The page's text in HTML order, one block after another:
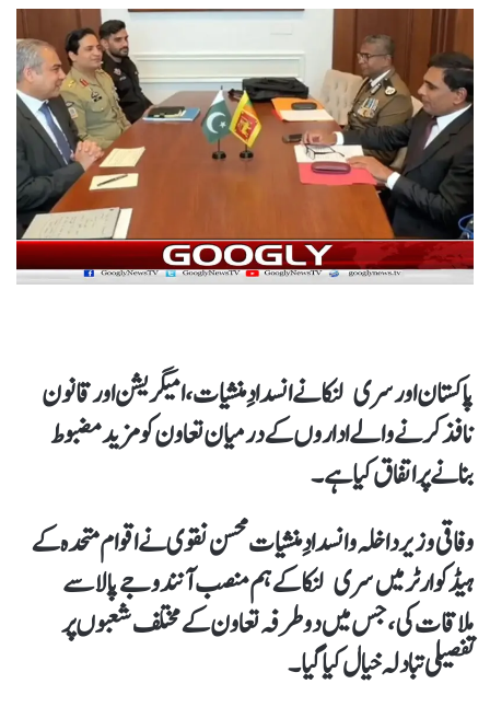
پاکستان اور سری لنکا نے انسدادِ منشیات، امیگریشن اور قانون
نافذ کرنے والے اداروں کے درمیان تعاون کو مزید مضبوط
بنانے پر اتفاق کیا ہے۔
وفاقی وزیر داخلہ و انسدادِ منشیات محسن نقوی نے اقوام متحدہ کے
ہیڈ کوارٹر میں سری لنکا کے ہم منصب آنند وجے پالا سے
ملاقات کی، جس میں دوطرفہ تعاون کے مختلف شعبوں پر
تفصیلی تبادلہ خیال کیا گیا۔